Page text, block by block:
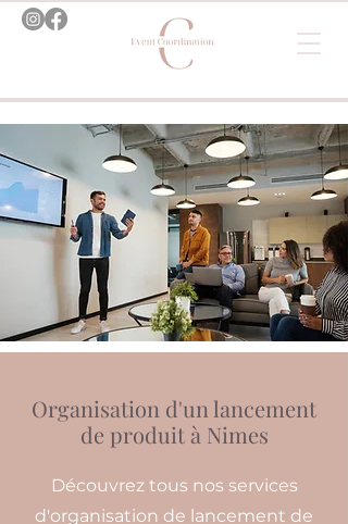
Organisation d'un lancement
de produit à Nimes
Découvrez tous nos services
d'organisation de lancement de